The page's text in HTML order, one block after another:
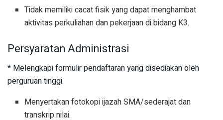
Tidak memiliki cacat fisik yang dapat menghambat
aktivitas perkuliahan dan pekerjaan di bidang K3.
Persyaratan Administrasi
* Melengkapi formulir pendaftaran yang disediakan oleh
perguruan tinggi.
Menyertakan fotokopi ijazah SMA/sederajat dan
transkrip nilai.